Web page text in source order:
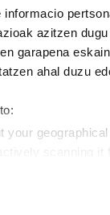
informacio
azitzen
garapena
ahal duzu
your
politika